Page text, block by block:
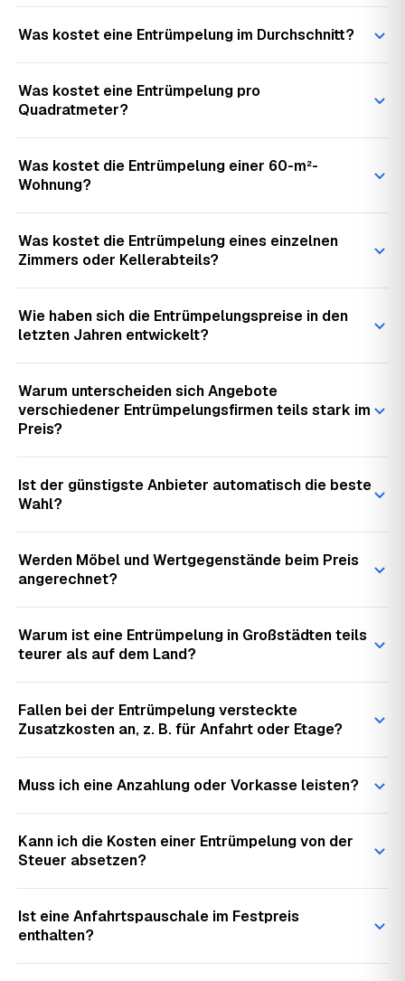
Was kostet eine Entrümpelung im Durchschnitt?
Was kostet eine Entrümpelung pro
Quadratmeter?
Was kostet die Entrümpelung einer 60-m²-
Wohnung?
Was kostet die Entrümpelung eines einzelnen
Zimmers oder Kellerabteils?
Wie haben sich die Entrümpelungspreise in den
letzten Jahren entwickelt?
Warum unterscheiden sich Angebote
verschiedener Entrümpelungsfirmen teils stark im
Preis?
Ist der günstigste Anbieter automatisch die beste
Wahl?
Werden Möbel und Wertgegenstände beim Preis
angerechnet?
Warum ist eine Entrümpelung in Großstädten teils
teurer als auf dem Land?
Fallen bei der Entrümpelung versteckte
Zusatzkosten an, z. B. für Anfahrt oder Etage?
Muss ich eine Anzahlung oder Vorkasse leisten?
Kann ich die Kosten einer Entrümpelung von der
Steuer absetzen?
Ist eine Anfahrtspauschale im Festpreis
enthalten?